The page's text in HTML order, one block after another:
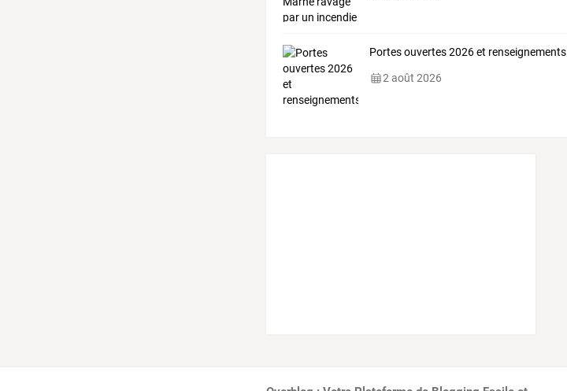
Portes ouvertes 2026 et renseignements
2 août 2026